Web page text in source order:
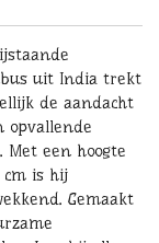
uit India trekt
de aandacht
opvallende
Met een hoogte
cm is hij
Gemaakt